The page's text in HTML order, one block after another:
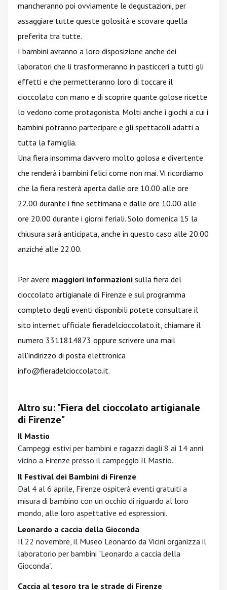
mancheranno poi ovviamente le degustazioni, per
assaggiare tutte queste golosità e scovare quella
preferita tra tutte.
I bambini avranno a loro disposizione anche dei
laboratori che li trasformeranno in pasticceri a tutti gli
effetti e che permetteranno loro di toccare il
cioccolato con mano e di scoprire quante golose ricette
lo vedono come protagonista. Molti anche i giochi a cui i
bambini potranno partecipare e gli spettacoli adatti a
tutta la famiglia.
Una fiera insomma davvero molto golosa e divertente
che renderà i bambini felici come non mai. Vi ricordiamo
che la fiera resterà aperta dalle ore 10.00 alle ore
22.00 durante i fine settimana e dalle ore 10.00 alle
ore 20.00 durante i giorni feriali. Solo domenica 15 la
chiusura sarà anticipata, anche in questo caso alle 20.00
anziché alle 22.00.
Per avere maggiori informazioni sulla fiera del
cioccolato artigianale di Firenze e sul programma
completo degli eventi disponibili potete consultare il
sito internet ufficiale fieradelcioccolato.it, chiamare il
numero 3311814873 oppure scrivere una mail
all'indirizzo di posta elettronica
info@fieradelcioccolato.it.
Altro su: "Fiera del cioccolato artigianale
di Firenze"
Il Mastio
Campeggi estivi per bambini e ragazzi dagli 8 ai 14 anni
vicino a Firenze presso il campeggio Il Mastio.
Il Festival dei Bambini di Firenze
Dal 4 al 6 aprile, Firenze ospiterà eventi gratuiti a
misura di bambino con un occhio di riguardo al loro
mondo, alle loro aspettative ed espressioni.
Leonardo a caccia della Gioconda
Il 22 novembre, il Museo Leonardo da Vicini organizza il
laboratorio per bambini "Leonardo a caccia della
Gioconda".
Caccia al tesoro tra le strade di Firenze